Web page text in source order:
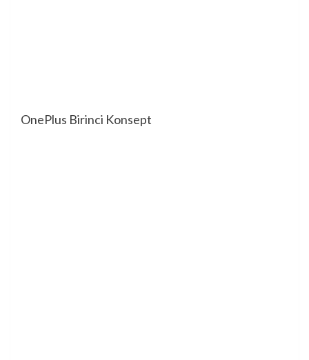
OnePlus Birinci Konsept